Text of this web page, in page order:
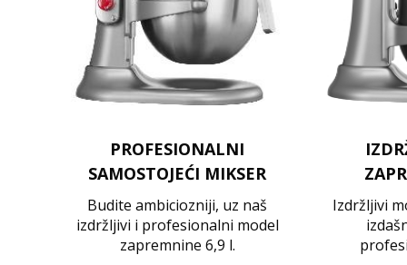
PROFESIONALNI
SAMOSTOJEĆI MIKSER
Budite ambiciozniji, uz naš
izdržljivi i profesionalni model
zapremnine 6,9 l.
Izdržljivi